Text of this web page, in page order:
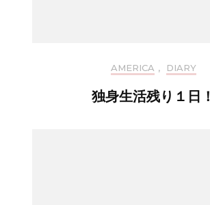
AMERICA , DIARY
独身生活残り１日！